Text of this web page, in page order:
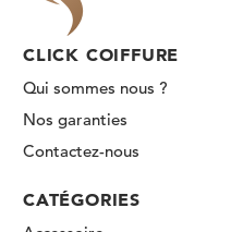
CLICK COIFFURE
Qui sommes nous ?
Nos garanties
Contactez-nous
CATÉGORIES